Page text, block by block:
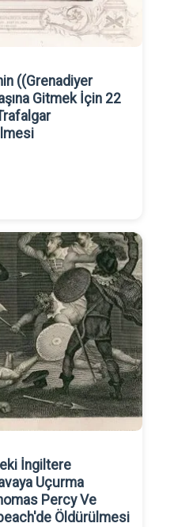
((Grenadiyer
Gitmek İçin 22
İngiltere
Uçurma
Percy Ve
Öldürülmesi